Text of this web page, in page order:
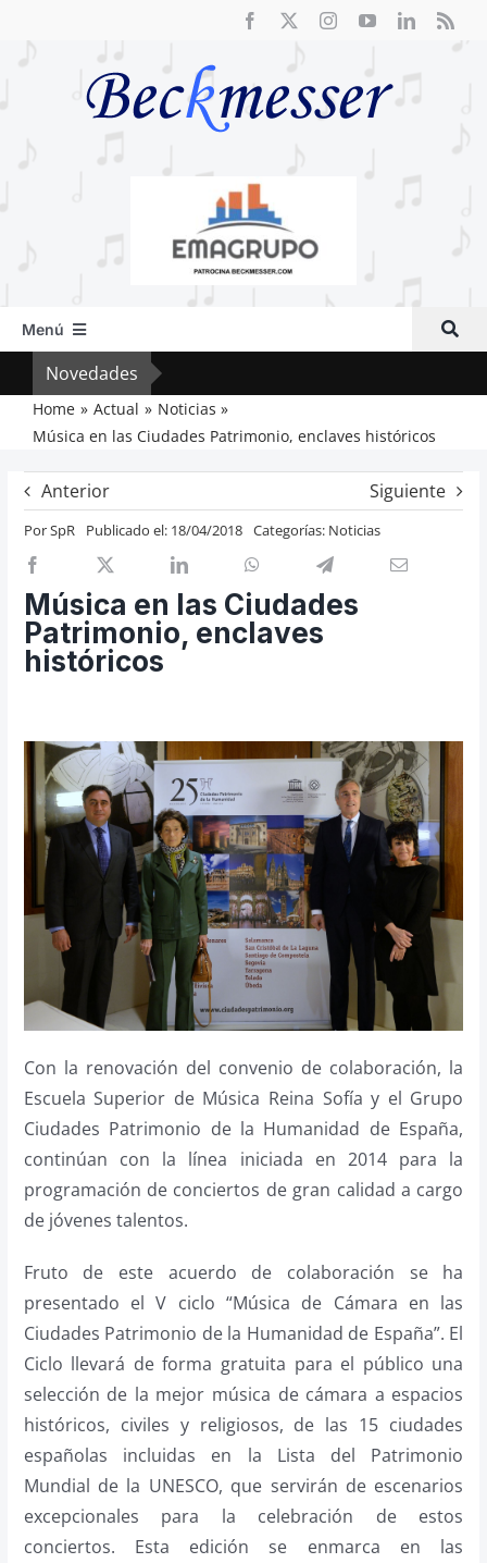
Menú
Inicio
Actual
Artículos
Crítica
Previos de ópera
Cosas de Beckmesser
Nosotros y privacidad
Novedades
Home Actual
Noticias
Música en las Ciudades Patrimonio, enclaves históricos
Anterior Siguiente
PorSpR Publicado el: 18/04/2018 Categorías: Noticias
Música en las Ciudades
Patrimonio, enclaves
históricos
Con la renovación del convenio de colaboración, la
Escuela Superior de Música Reina Sofía y el Grupo
Ciudades Patrimonio de la Humanidad de España,
continúan con la línea iniciada en 2014 para la
programación de conciertos de gran calidad a cargo
de jóvenes talentos.
Fruto de este acuerdo de colaboración se ha
presentado el V ciclo “Música de Cámara en las
Ciudades Patrimonio de la Humanidad de España”. El
Ciclo llevará de forma gratuita para el público una
selección de la mejor música de cámara a espacios
históricos, civiles y religiosos, de las 15 ciudades
españolas incluidas en la Lista del Patrimonio
Mundial de la UNESCO, que servirán de escenarios
excepcionales para la celebración de estos
conciertos. Esta edición se enmarca en las